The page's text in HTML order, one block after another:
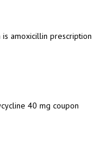
is amoxicillin prescription
40 mg coupon